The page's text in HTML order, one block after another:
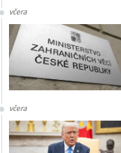
včera
včera